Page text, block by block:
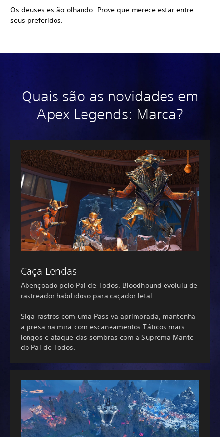
Os deuses estão olhando. Prove que merece estar entre
seus preferidos.
Quais são as novidades em
Apex Legends: Marca?
Caça Lendas
Abençoado pelo Pai de Todos, Bloodhound evoluiu de
rastreador habilidoso para caçador letal.
Siga rastros com uma Passiva aprimorada, mantenha
a presa na mira com escaneamentos Táticos mais
longos e ataque das sombras com a Suprema Manto
do Pai de Todos.